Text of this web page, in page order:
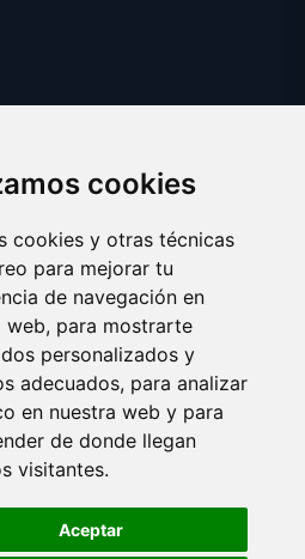
cookies
cookies y otras técnicas
para mejorar tu
de navegación en
web, para mostrarte
personalizados y
adecuados, para analizar
en nuestra web y para
de donde llegan
visitantes.
Aceptar
preferences
2025 esotericos.es